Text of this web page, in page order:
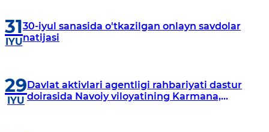
31
IYU
30-iyul sanasida o'tkazilgan onlayn savdolar
natijasi
29
IYU
Davlat aktivlari agentligi rahbariyati dastur
doirasida Navoiy viloyatining Karmana,